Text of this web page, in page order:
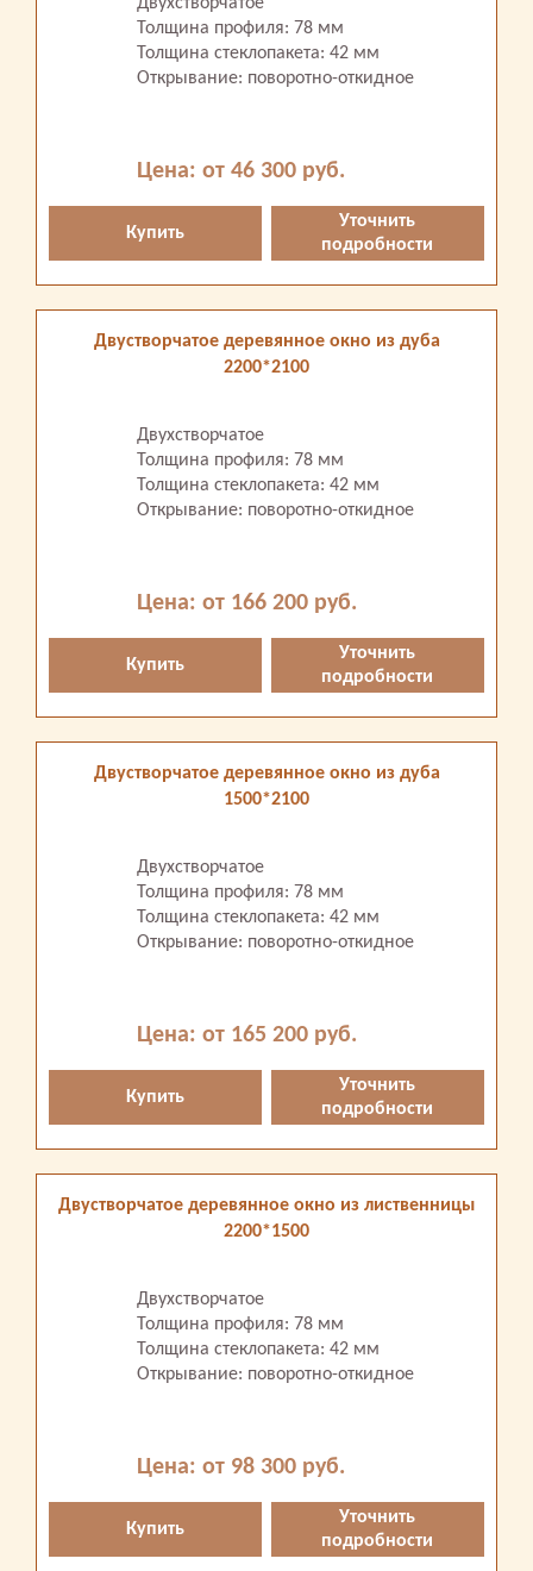
Толщина профиля: 78 мм
Толщина стеклопакета: 42 мм
Открывание: поворотно-откидное
Цена: от 46 300 руб.
Купить
Уточнить
подробности
Двустворчатое деревянное окно из дуба
2200*2100
Двухстворчатое
Толщина профиля: 78 мм
Толщина стеклопакета: 42 мм
Открывание: поворотно-откидное
Цена: от 166 200 руб.
Купить
Уточнить
подробности
Двустворчатое деревянное окно из дуба
1500*2100
Двухстворчатое
Толщина профиля: 78 мм
Толщина стеклопакета: 42 мм
Открывание: поворотно-откидное
Цена: от 165 200 руб.
Купить
Уточнить
подробности
Двустворчатое деревянное окно из лиственницы
2200*1500
Двухстворчатое
Толщина профиля: 78 мм
Толщина стеклопакета: 42 мм
Открывание: поворотно-откидное
Цена: от 98 300 руб.
Купить
Уточнить
подробности